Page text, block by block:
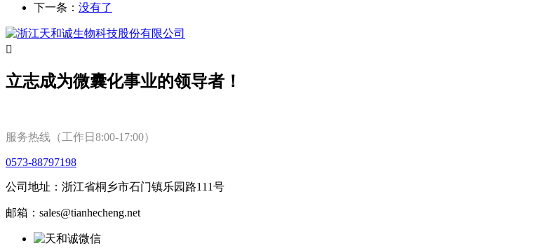
下一条： 没有了

立志成为微囊化事业的领导者！
服务热线（工作日8:00-17:00）
0573-88797198
公司地址：浙江省桐乡市石门镇乐园路111号
邮箱：sales@tianhecheng.net